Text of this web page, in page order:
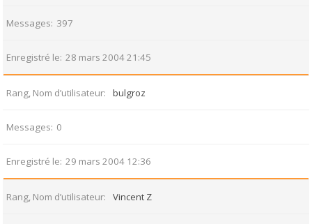
Messages 397
Enregistré le 28 mars 2004 21:45
Rang, Nom d’utilisateur bulgroz
Messages 0
Enregistré le 29 mars 2004 12:36
Rang, Nom d’utilisateur Vincent Z